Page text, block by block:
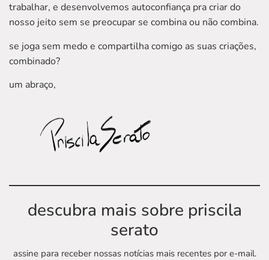
trabalhar, e desenvolvemos autoconfiança pra criar do
nosso jeito sem se preocupar se combina ou não combina.
se joga sem medo e compartilha comigo as suas criações,
combinado?
um abraço,
descubra mais sobre priscila
serato
assine para receber nossas notícias mais recentes por e-mail.